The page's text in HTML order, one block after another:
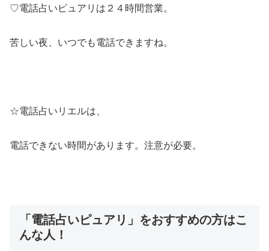
♡電話占いピュアリは２４時間営業。
苦しい夜、いつでも電話できますね。
☆電話占いリエルは、
電話できない時間があります。注意が必要。
「電話占いピュアリ」をおすすめの方はこ
んな人！